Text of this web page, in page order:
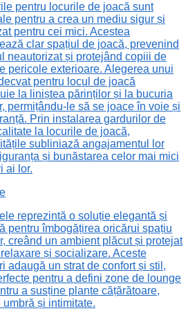
pentru locurile de joacă sunt
pentru a crea un mediu sigur și
pentru cei mici. Acestea
clar spațiul de joacă, prevenind
neautorizat și protejând copiii de
pericole exterioare. Alegerea unui
pentru locul de joacă
la liniștea părinților și la bucuria
permițându-le să se joace în voie și
Prin instalarea gardurilor de
la locurile de joacă,
subliniază angajamentul lor
și bunăstarea celor mai mici
ai lor.
reprezintă o soluție elegantă și
pentru îmbogățirea oricărui spațiu
creând un ambient plăcut și protejat
și socializare. Aceste
adaugă un strat de confort și stil,
pentru a defini zone de lounge
a susține plante cățărătoare,
umbră și intimitate.